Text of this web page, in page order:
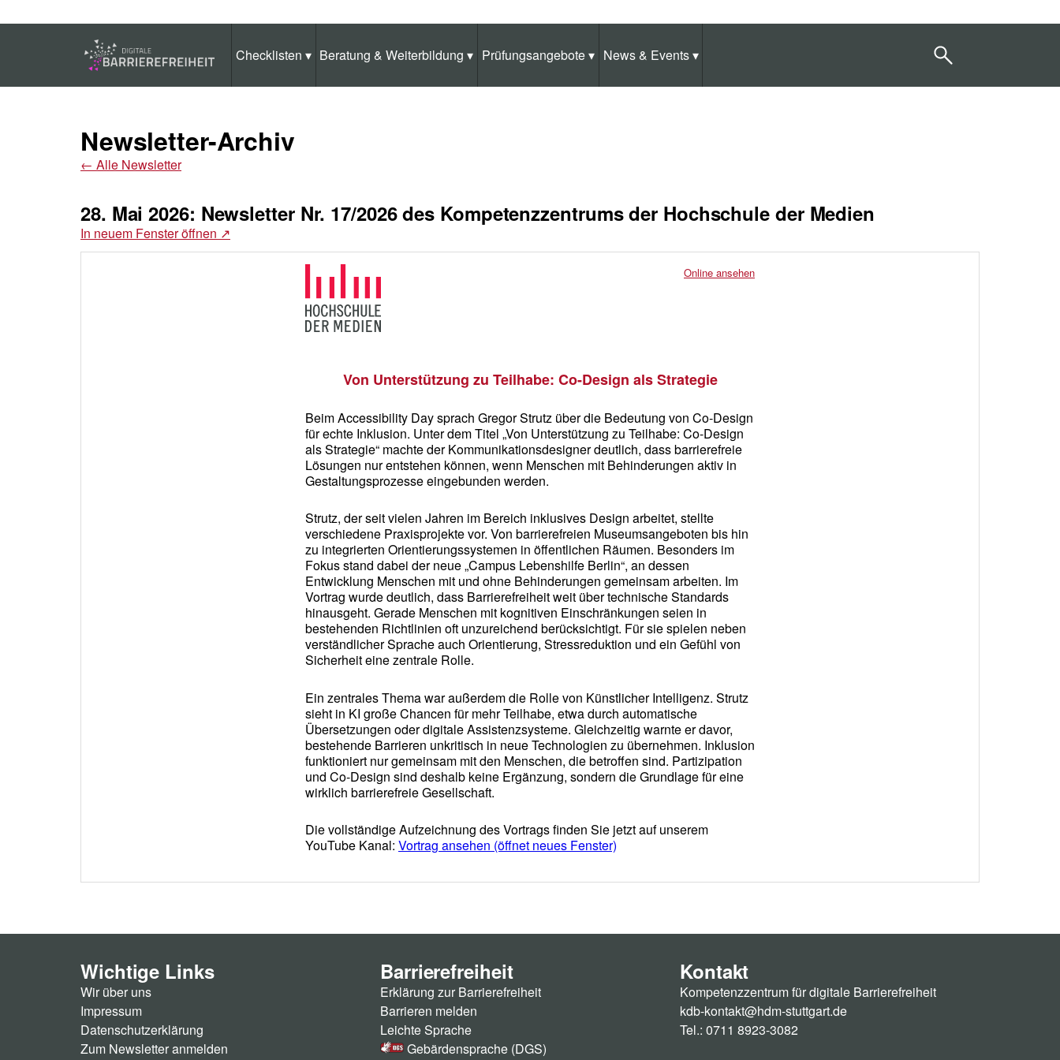
Checklisten ▾ Beratung & Weiterbildung ▾ Prüfungsangebote▾ News & Events▾
Newsletter-Archiv
← Alle Newsletter
28. Mai 2026: Newsletter Nr. 17/2026 des Kompetenzzentrums der Hochschule der Medien
In neuem Fenster öffnen ↗
Wichtige Links
Wir über uns
Impressum
Datenschutzerklärung
Zum Newsletter anmelden
Barrierefreiheit
Erklärung zur Barrierefreiheit
Barrieren melden
Leichte Sprache
Gebärdensprache (DGS)
Kontakt
Kompetenzzentrum für digitale Barrierefreiheit
kdb-kontakt@hdm-stuttgart.de
Tel.: 0711 8923-3082